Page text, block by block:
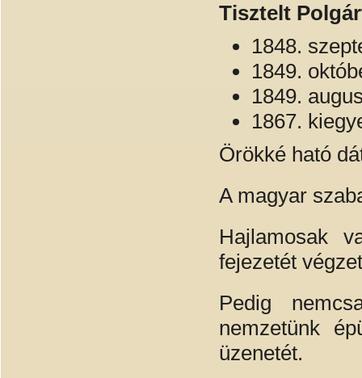
Tisztelt
1848.
1849.
1849.
1867.
Örökké ható
A magyar
Hajlamosak
fejezetét
Pedig
nemzetünk
üzenetét.